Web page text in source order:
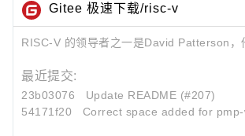
Gitee 极速下载/risc-v
RISC-V 的领导者之一是David Patterson
最近提交:
23b03076
Update README (#207)
54171f20
Correct space added for